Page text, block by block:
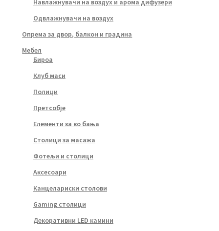
Навлажнувачи на воздух и арома дифузери
Одвлажнувачи на воздух
Опрема за двор, балкон и градина
Мебел
Бироа
Клуб маси
Полици
Претсобје
Елементи за во бања
Столици за масажа
Фотељи и столици
Аксесоари
Канцелариски столови
Gaming столици
Декоративни LED камини